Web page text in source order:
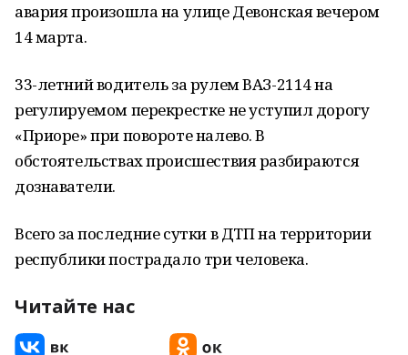
авария произошла на улице Девонская вечером
14 марта.
33-летний водитель за рулем ВАЗ-2114 на
регулируемом перекрестке не уступил дорогу
«Приоре» при повороте налево. В
обстоятельствах происшествия разбираются
дознаватели.
Всего за последние сутки в ДТП на территории
республики пострадало три человека.
Читайте нас